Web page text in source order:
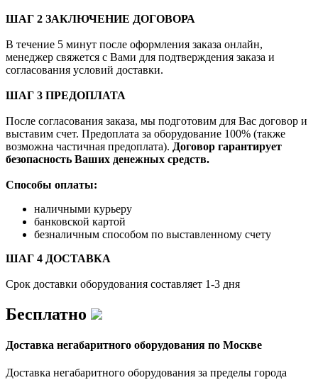
ШАГ 2 ЗАКЛЮЧЕНИЕ ДОГОВОРА
В течение 5 минут после оформления заказа онлайн,
менеджер свяжется с Вами для подтверждения заказа и
согласования условий доставки.
ШАГ 3 ПРЕДОПЛАТА
После согласования заказа, мы подготовим для Вас договор и
выставим счет. Предоплата за оборудование 100% (также
возможна частичная предоплата). Договор гарантирует
безопасность Ваших денежных средств.
Способы оплаты:
наличными курьеру
банковской картой
безналичным способом по выставленному счету
ШАГ 4 ДОСТАВКА
Срок доставки оборудования составляет 1-3 дня
Бесплатно
Доставка негабаритного оборудования по Москве
Доставка негабаритного оборудования за пределы города